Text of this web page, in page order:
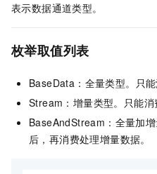
表示数据通道类型。
枚举取值列表
BaseData：全量类型。只能
Stream：增量类型。只能消
BaseAndStream：全量加
后，再消费处理增量数据。